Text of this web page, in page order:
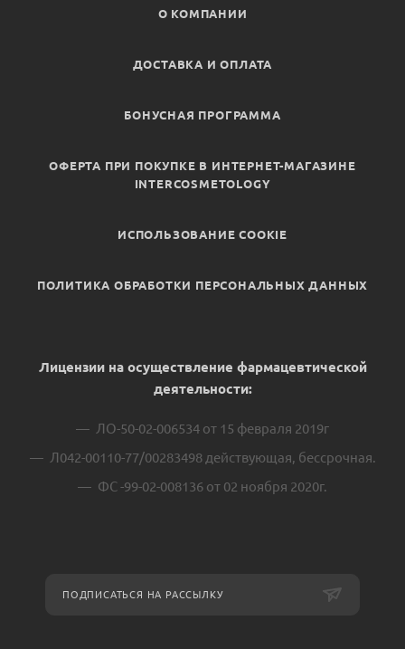
О КОМПАНИИ
ДОСТАВКА И ОПЛАТА
БОНУСНАЯ ПРОГРАММА
ОФЕРТА ПРИ ПОКУПКЕ В ИНТЕРНЕТ-МАГАЗИНЕ
INTERCOSMETOLOGY
ИСПОЛЬЗОВАНИЕ COOKIE
ПОЛИТИКА ОБРАБОТКИ ПЕРСОНАЛЬНЫХ ДАННЫХ
Лицензии на осуществление фармацевтической
деятельности:
ЛО-50-02-006534 от 15 февраля 2019г
Л042-00110-77/00283498 действующая, бессрочная.
ФС -99-02-008136 от 02 ноября 2020г.
ПОДПИСАТЬСЯ НА РАССЫЛКУ